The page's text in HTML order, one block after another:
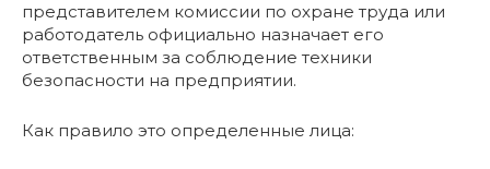
представителем комиссии по охране труда или
работодатель официально назначает его
ответственным за соблюдение техники
безопасности на предприятии.
Как правило это определенные лица: